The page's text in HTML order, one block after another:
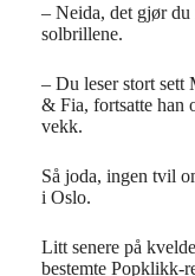
– Neida, det gjør du
solbrillene.
– Du leser stort sett
& Fia, fortsatte han
vekk.
Så joda, ingen tvil
i Oslo.
Litt senere på
bestemte Popklikk-